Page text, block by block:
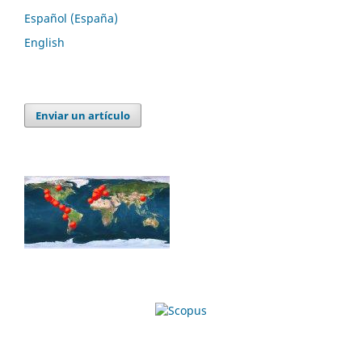
Español (España)
English
Enviar un artículo